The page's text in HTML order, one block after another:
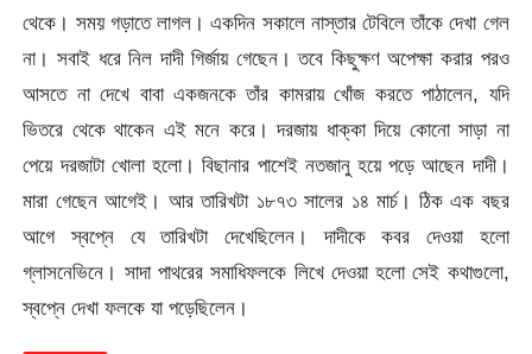
থেকে। সময় গড়াতে লাগল। একদিন সকালে নাস্তার টেবিলে তাঁকে দেখা গেল
না। সবাই ধরে নিল দাদী গির্জায় গেছেন। তবে কিছুক্ষণ অপেক্ষা করার পরও
আসতে না দেখে বাবা একজনকে তাঁর কামরায় খোঁজ করতে পাঠালেন, যদি
ভিতরে থেকে থাকেন এই মনে করে। দরজায় ধাক্কা দিয়ে কোনো সাড়া না
পেয়ে দরজাটা খোলা হলো। বিছানার পাশেই নতজানু হয়ে পড়ে আছেন দাদী।
মারা গেছেন আগেই। আর তারিখটা ১৮৭৩ সালের ১৪ মার্চ। ঠিক এক বছর
আগে স্বপ্নে যে তারিখটা দেখেছিলেন। দাদীকে কবর দেওয়া হলো
গ্লাসনেভিনে। সাদা পাথরের সমাধিফলকে লিখে দেওয়া হলো সেই কথাগুলো,
স্বপ্নে দেখা ফলকে যা পড়েছিলেন।